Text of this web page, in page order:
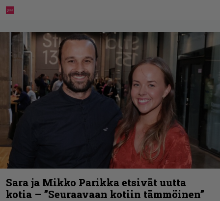
Sara ja Mikko Parikka etsivät uutta
kotia – ”Seuraavaan kotiin tämmöinen”